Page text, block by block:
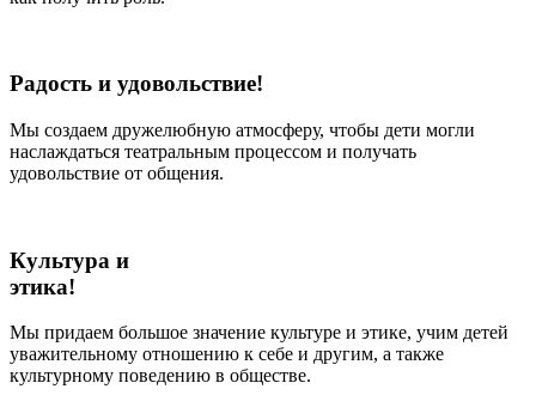
Радость и удовольствие!
Мы создаем дружелюбную атмосферу, чтобы дети могли
наслаждаться театральным процессом и получать
удовольствие от общения.
Культура и
этика!
Мы придаем большое значение культуре и этике, учим детей
уважительному отношению к себе и другим, а также
культурному поведению в обществе.